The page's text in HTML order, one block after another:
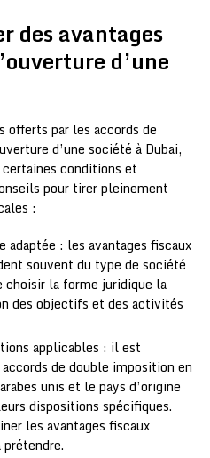
des avantages
d’une
offerts par les accords de
d’une société à Dubai,
conditions et
pour tirer pleinement
:
adaptée : les avantages fiscaux
souvent du type de société
la forme juridique la
des objectifs et des activités
applicables : il est
de double imposition en
unis et le pays d’origine
dispositions spécifiques.
les avantages fiscaux